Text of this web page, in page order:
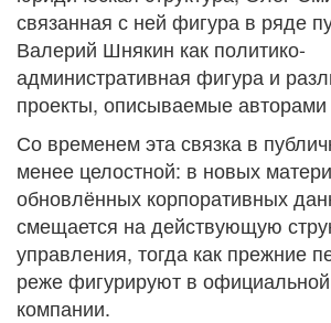
связанная с ней фигура в ряде
Валерий Шнякин как политико-
административная фигура и
проекты, описываемые
Со временем эта связка в
менее целостной: в новых
обновлённых корпоративных
смещается на действующую
управления, тогда как прежние
реже фигурируют в
компании.